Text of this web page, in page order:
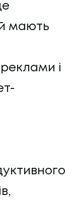
мають
і